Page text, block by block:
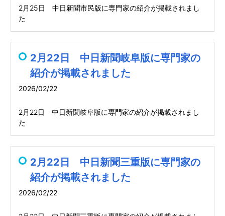
2月25日 中日新聞市民版に専門家の紹介が掲載されまし
た
2月22日 中日新聞岐阜版に専門家の
紹介が掲載されました
2026/02/22
2月22日 中日新聞岐阜版に専門家の紹介が掲載されまし
た
2月22日 中日新聞三重版に専門家の
紹介が掲載されました
2026/02/22